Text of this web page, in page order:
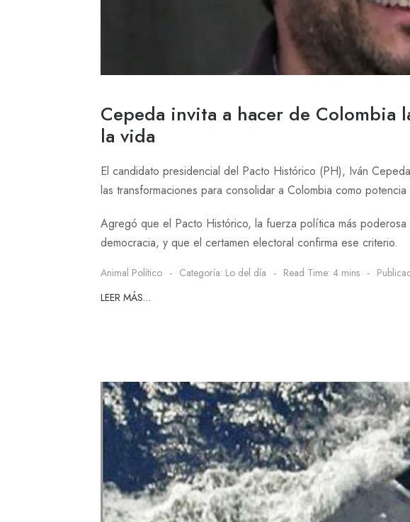
Cepeda invita a hacer de Colombia
la vida
El candidato presidencial del Pacto Histórico (PH), Iván
las transformaciones para consolidar a Colombia como
Agregó que el Pacto Histórico, la fuerza política más
democracia, y que el certamen electoral confirma ese criterio.
Animal Político Categoría: Lo del día Read Time: 4 mins
LEER MÁS…